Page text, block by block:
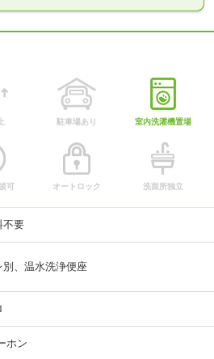
駐車場あり 室内洗濯機置場
可 オートロック 洗面所独立
不要
別、温水洗浄便座
ホン